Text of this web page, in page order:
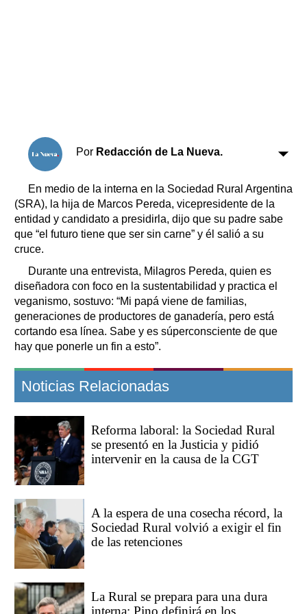
Por Redacción de La Nueva.
En medio de la interna en la Sociedad Rural Argentina
(SRA), la hija de Marcos Pereda, vicepresidente de la
entidad y candidato a presidirla, dijo que su padre sabe
que “el futuro tiene que ser sin carne” y él salió a su
cruce.
Durante una entrevista, Milagros Pereda, quien es
diseñadora con foco en la sustentabilidad y practica el
veganismo, sostuvo: “Mi papá viene de familias,
generaciones de productores de ganadería, pero está
cortando esa línea. Sabe y es súperconsciente de que
hay que ponerle un fin a esto”.
Noticias Relacionadas
Reforma laboral: la Sociedad Rural
se presentó en la Justicia y pidió
intervenir en la causa de la CGT
A la espera de una cosecha récord, la
Sociedad Rural volvió a exigir el fin
de las retenciones
La Rural se prepara para una dura
interna: Pino definirá en los